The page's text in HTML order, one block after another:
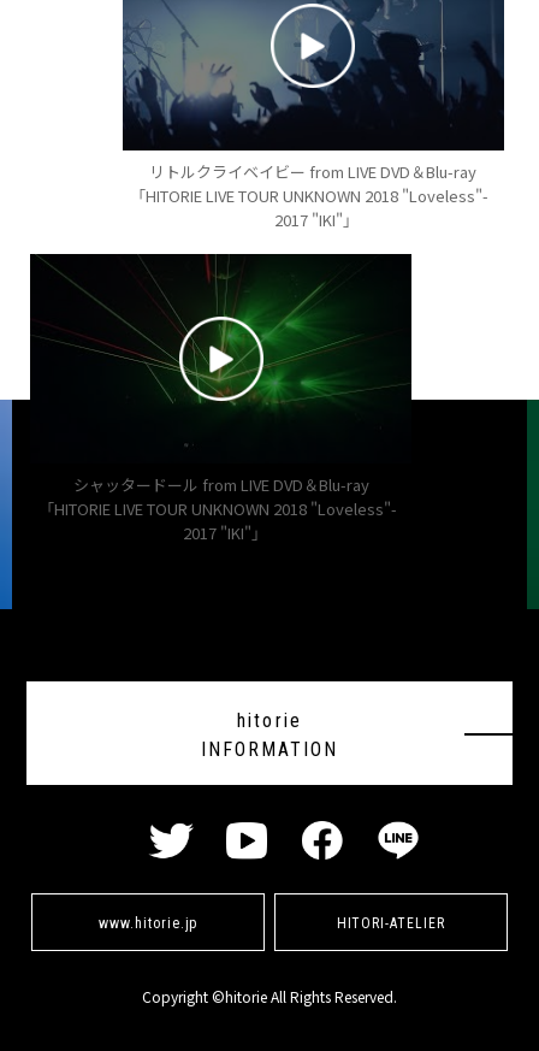
リトルクライベイビー from LIVE DVD＆Blu-ray
「HITORIE LIVE TOUR UNKNOWN 2018 "Loveless"-
2017 "IKI"」
シャッタードール from LIVE DVD＆Blu-ray
「HITORIE LIVE TOUR UNKNOWN 2018 "Loveless"-
2017 "IKI"」
hitorie
INFORMATION
www.hitorie.jp HITORI-ATELIER
Copyright ©hitorie All Rights Reserved.